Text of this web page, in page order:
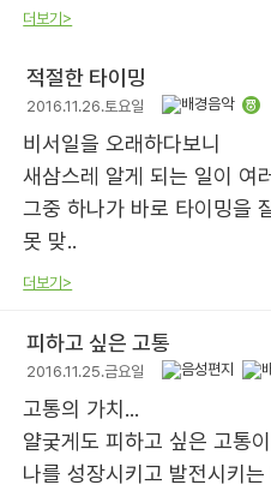
더보기>
적절한 타이밍
2016.11.26.토요일
비서일을 오래하다보니
새삼스레 알게 되는 일이 여
그중 하나가 바로 타이밍을
못 맞..
더보기>
피하고 싶은 고통
2016.11.25.금요일
고통의 가치...
얄궂게도 피하고 싶은 고통이
나를 성장시키고 발전시키